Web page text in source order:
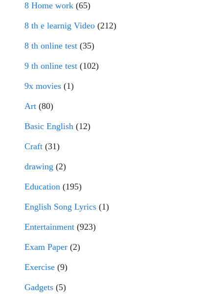
8 Home work (65)
8 th e learnig Video (212)
8 th online test (35)
9 th online test (102)
9x movies (1)
Art (80)
Basic English (12)
Craft (31)
drawing (2)
Education (195)
English Song Lyrics (1)
Entertainment (923)
Exam Paper (2)
Exercise (9)
Gadgets (5)